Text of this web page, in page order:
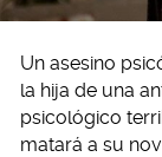
Un asesino
la hija de una
psicológico
matará a su